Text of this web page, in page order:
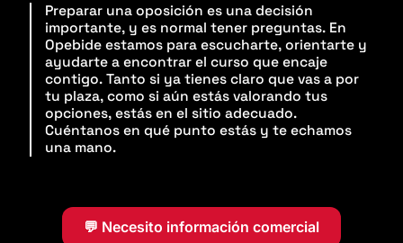
Preparar una oposición es una decisión
importante, y es normal tener preguntas. En
Opebide estamos para escucharte, orientarte y
ayudarte a encontrar el curso que encaje
contigo. Tanto si ya tienes claro que vas a por
tu plaza, como si aún estás valorando tus
opciones, estás en el sitio adecuado.
Cuéntanos en qué punto estás y te echamos
una mano.
💬 Necesito información comercial